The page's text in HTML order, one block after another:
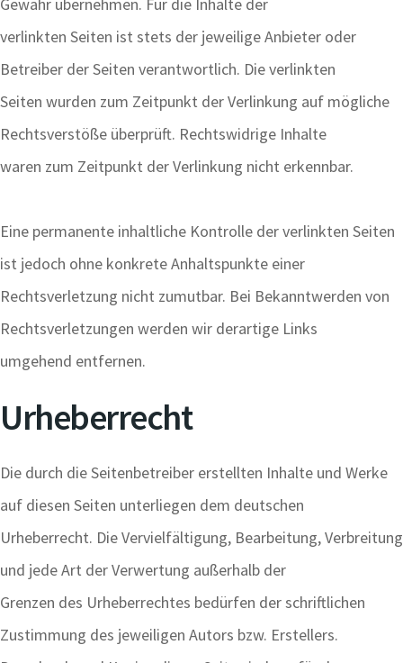
verlinkten Seiten ist stets der jeweilige Anbieter oder
Betreiber der Seiten verantwortlich. Die verlinkten
Seiten wurden zum Zeitpunkt der Verlinkung auf mögliche
Rechtsverstöße überprüft. Rechtswidrige Inhalte
waren zum Zeitpunkt der Verlinkung nicht erkennbar.
Eine permanente inhaltliche Kontrolle der verlinkten Seiten
ist jedoch ohne konkrete Anhaltspunkte einer
Rechtsverletzung nicht zumutbar. Bei Bekanntwerden von
Rechtsverletzungen werden wir derartige Links
umgehend entfernen.
Urheberrecht
Die durch die Seitenbetreiber erstellten Inhalte und Werke
auf diesen Seiten unterliegen dem deutschen
Urheberrecht. Die Vervielfältigung, Bearbeitung, Verbreitung
und jede Art der Verwertung außerhalb der
Grenzen des Urheberrechtes bedürfen der schriftlichen
Zustimmung des jeweiligen Autors bzw. Erstellers.